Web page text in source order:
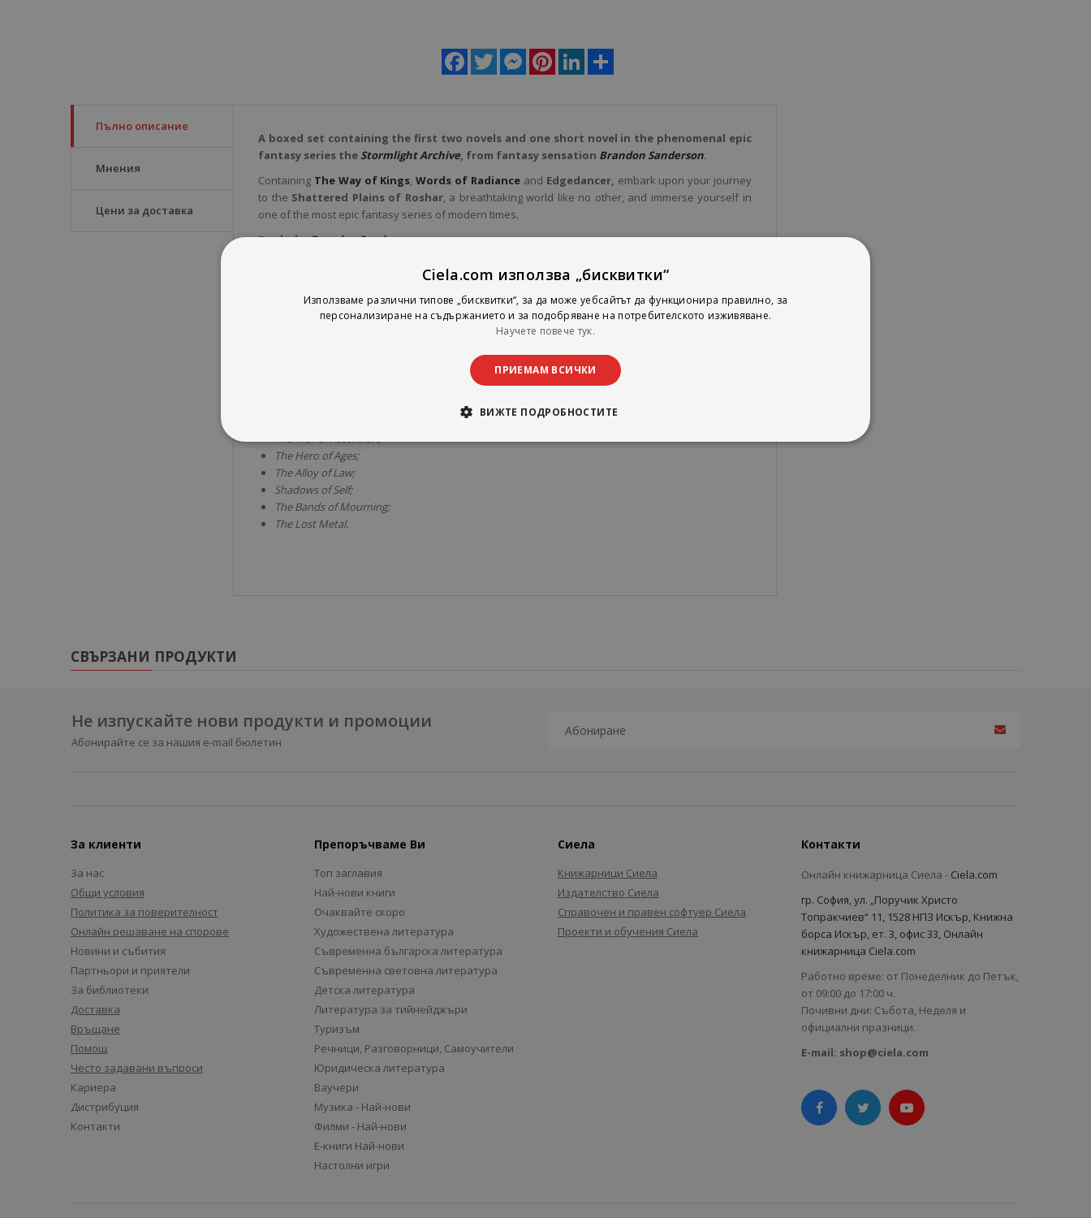
Facebook
Twitter MessengerPinterestLinkedIn
Пълно описание
Мнения
Цени за доставка
A boxed set containing the first two novels and one short novel in the phenomenal epic
fantasy series the Stormlight Archive, from fantasy sensation Brandon Sanderson.
Containing The Way of Kings,Words of Radiance and Edgedancer, embark upon your journey
to the Shattered Plains of Roshar, a breathtaking world like no other, and immerse yourself in
one of the most epic fantasy series of modern times.
Books byBrandon Sanderson:
The Way of Kings;
Words of Radiance
The Well of Ascension;
The Hero of Ages;
The Alloy of Law;
Shadows of Self;
The Bands of Mourning;
The Lost Metal.
СВЪРЗАНИ ПРОДУКТИ
Не изпускайте нови продукти и промоции
Абонирайте се за нашия e-mail бюлетин
За клиенти
За нас
Общи условия
Политика за поверителност
Онлайн решаване на спорове
Новини и събития
Партньори и приятели
За библиотеки
Доставка
Връщане
Помощ
Често задавани въпроси
Кариера
Дистрибуция
Контакти
Препоръчваме Ви
Топ заглавия
Най-нови книги
Очаквайте скоро
Художествена литература
Съвременна българска литература
Съвременна световна литература
Детска литература
Литература за тийнейджъри
Туризъм
Речници, Разговорници, Самоучители
Юридическа литература
Ваучери
Музика - Най-нови
Филми - Най-нови
Е-книги Най-нови
Настолни игри
Сиела
Книжарници Сиела
Издателство Сиела
Справочен и правен софтуер Сиела
Проекти и обучения Сиела
Контакти
Онлайн книжарница Сиела - Ciela.com
гр. София, ул. „Поручик Христо
Топракчиев“ 11, 1528 НПЗ Искър, Книжна
борса Искър, ет. 3, офис 33, Онлайн
книжарница Ciela.com
Работно време: от Понеделник до Петък,
от 09:00 до 17:00 ч.
Почивни дни: Събота, Неделя и
официални празници.
E-mail: shop@ciela.com
Ciela.com използва „бисквитки“
Използваме различни типове „бисквитки“, за да може уебсайтът да функционира правилно, за
персонализиране на съдържанието и за подобряване на потребителското изживяване.
Научете повече тук.
ПРИЕМАМ ВСИЧКИ
ВИЖТЕ ПОДРОБНОСТИТЕ